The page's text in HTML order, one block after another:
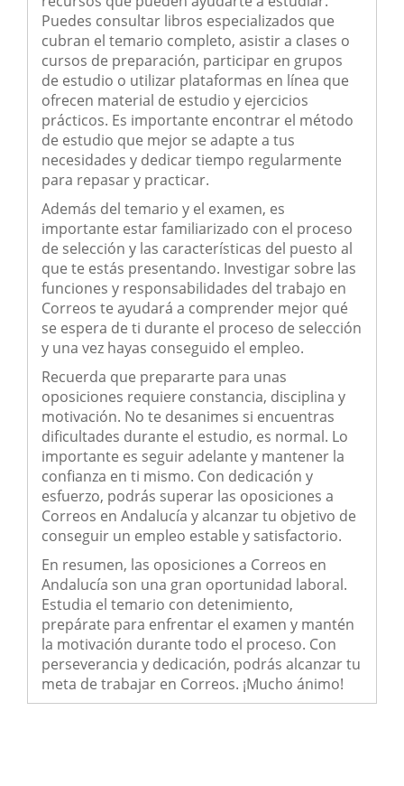
Puedes consultar libros especializados que
cubran el temario completo, asistir a clases o
cursos de preparación, participar en grupos
de estudio o utilizar plataformas en línea que
ofrecen material de estudio y ejercicios
prácticos. Es importante encontrar el método
de estudio que mejor se adapte a tus
necesidades y dedicar tiempo regularmente
para repasar y practicar.
Además del temario y el examen, es
importante estar familiarizado con el proceso
de selección y las características del puesto al
que te estás presentando. Investigar sobre las
funciones y responsabilidades del trabajo en
Correos te ayudará a comprender mejor qué
se espera de ti durante el proceso de selección
y una vez hayas conseguido el empleo.
Recuerda que prepararte para unas
oposiciones requiere constancia, disciplina y
motivación. No te desanimes si encuentras
dificultades durante el estudio, es normal. Lo
importante es seguir adelante y mantener la
confianza en ti mismo. Con dedicación y
esfuerzo, podrás superar las oposiciones a
Correos en Andalucía y alcanzar tu objetivo de
conseguir un empleo estable y satisfactorio.
En resumen, las oposiciones a Correos en
Andalucía son una gran oportunidad laboral.
Estudia el temario con detenimiento,
prepárate para enfrentar el examen y mantén
la motivación durante todo el proceso. Con
perseverancia y dedicación, podrás alcanzar tu
meta de trabajar en Correos. ¡Mucho ánimo!